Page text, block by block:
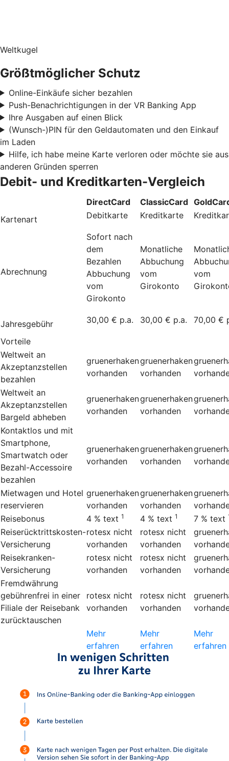
Weltkugel
Größtmöglicher Schutz
Online-Einkäufe sicher bezahlen
Push-Benachrichtigungen in der VR Banking App
Ihre Ausgaben auf einen Blick
(Wunsch-)PIN für den Geldautomaten und den Einkauf
im Laden
Hilfe, ich habe meine Karte verloren oder möchte sie aus
anderen Gründen sperren
Debit- und Kreditkarten-Vergleich
DirectCard ClassicCard
Kartenart
Debitkarte Kreditkarte
Abrechnung
Sofort nach
dem
Bezahlen
Abbuchung
vom
Girokonto
Monatliche
Abbuchung
vom
Girokonto
vom
Jahresgebühr 30,00 € p.a. 30,00 € p.a. 70,00 €
Vorteile
Weltweit an
Akzeptanzstellen
bezahlen
gruenerhaken
vorhanden
gruenerhaken
vorhanden
Weltweit an
Akzeptanzstellen
Bargeld abheben
gruenerhaken
vorhanden
gruenerhaken
vorhanden
Kontaktlos und mit
Smartphone,
Smartwatch oder
Bezahl-Accessoire
bezahlen
gruenerhaken
vorhanden
gruenerhaken
vorhanden
Mietwagen und Hotel
reservieren
gruenerhaken
vorhanden
gruenerhaken
vorhanden
Reisebonus
4 % text 1 4 % text 1 7 % text
Reiserücktrittskosten-
Versicherung
rotesx nicht
vorhanden
rotesx nicht
vorhanden
Reisekranken-
Versicherung
rotesx nicht
vorhanden
rotesx nicht
vorhanden
Fremdwährung
gebührenfrei in einer
Filiale der Reisebank
zurücktauschen
rotesx nicht
vorhanden
rotesx nicht
vorhanden
Mehr
erfahren
Mehr
erfahren
Mehr
erfahren